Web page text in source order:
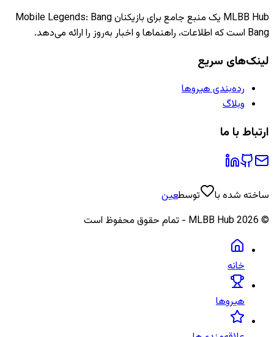
MLBB Hub یک منبع جامع برای بازیکنان Mobile Legends: Bang
Bang است که اطلاعات، راهنماها و اخبار به‌روز را ارائه می‌دهد.
لینک‌های سریع
رده‌بندی هیروها
وبلاگ
ارتباط با ما
ساخته شده با توسطعین
©
2026
خانه
هیروها